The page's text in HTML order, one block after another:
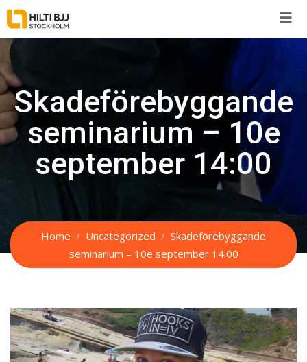
Skip
to
content
Skadeförebyggande
seminarium – 10e
september 14:00
Home Uncategorized
Skadeförebyggande
seminarium – 10e september 14:00